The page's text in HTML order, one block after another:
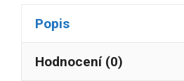
Popis
Hodnocení (0)